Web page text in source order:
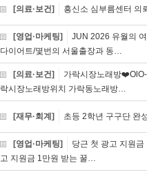
[의료·보건] 흥신소 심부름센터 의
[영업·마케팅]
JUN 2026 유월의
다이어트/몇번의 서울출장과 동…
[의료·보건]
가락시장노래방
락시장노래방위치 가락동노래방…
[재무·회계] 초등 2학년 구구단 완
[영업·마케팅]
당근 첫 광고 지원
고 지원금 1만원 받는 꿀…